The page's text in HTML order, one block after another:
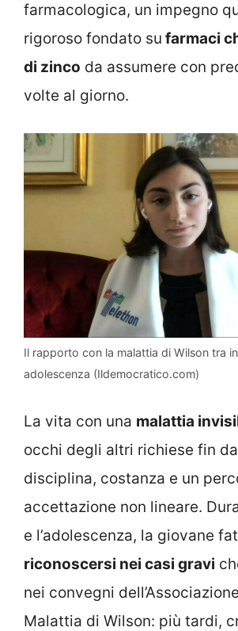
farmacologica, un impegno
rigoroso fondato su farmaci
di zinco da assumere con
volte al giorno.
Il rapporto con la malattia di Wilson tra
adolescenza (Ildemocratico.com)
La vita con una malattia
occhi degli altri richiese fin
disciplina, costanza e un
accettazione non lineare.
e l’adolescenza, la giovane
riconoscersi nei casi gravi
nei convegni
Malattia di Wilson: più tardi,